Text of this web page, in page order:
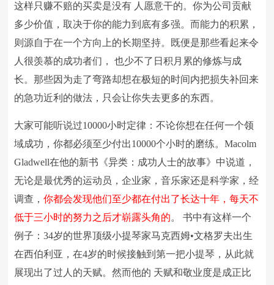
这样只赚不赔的买卖是没有 人愿意干的。你为公司贡献
多少价值，取决于你的能力到底有多强。而能力的积累，
则源自于在一个方向上的长期坚持。既便是那些看起来令
人很羡慕的成功者们， 也少不了日积月累的修炼与成
长。那些因为走了弯路却想在极短的时间内把损失补回来
的急功近利的做法，只会让你失去更多的东西。
大家可能听说过10000小时定律：不论你想在任何一个领
域成功，你都必须至少付出10000个小时的磨练。Macolm
Gladwell在他的新书《异类：成功人士的故事》中说道，
无论是最优秀的运动员，企业家，音乐家还是科学家，经
调查，你都会发现他们至少都在付出了长达十年，每天不
低于三小时的努力之后才崭露头角的。 书中有这样一个
例子：34岁的世界顶级小提琴家马克西姆•文格罗夫出生
在西伯利亚，在4岁的时候接触到第一把小提琴，从此就
展现出了过人的天赋。然而他的 天赋和敬业度是成正比